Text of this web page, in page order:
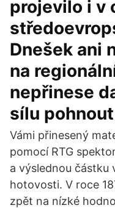
projevilo i v
Dnešek ani
na
nepřinese
sílu
Vámi přinesený
pomocí RTG
a výslednou částku
hotovosti. V roce
zpět na nízké